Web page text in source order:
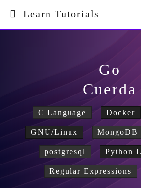
Learn Tutorials
Go
Cuerda
C Language Docker
GNU/Linux MongoDB
postgresql Python
Regular Expressions